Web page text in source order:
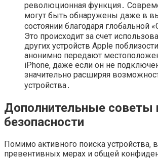
революционная функция․
могут быть обнаружены даже в
состоянии благодаря глобальной
Это происходит за счет
других устройств Apple
анонимно передают
iPhone‚ даже если он не
значительно расширяя
устройства․
Дополнительные советы
безопасности
Помимо активного поиска устройства‚
превентивных мерах и общей